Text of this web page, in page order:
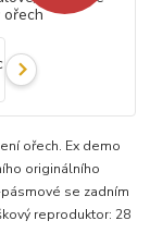
ořech. Ex demo
originálního
se zadním
reproduktor: 28